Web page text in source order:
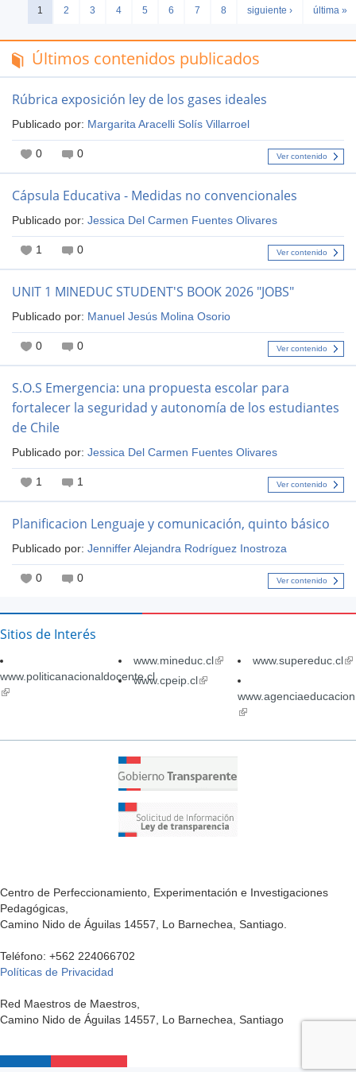
1 2 3 4 5 6 7 8 siguiente › última »
Últimos contenidos publicados
Rúbrica exposición ley de los gases ideales
Publicado por: Margarita Aracelli Solís Villarroel
0 0 Ver contenido
Cápsula Educativa - Medidas no convencionales
Publicado por: Jessica Del Carmen Fuentes Olivares
1 0 Ver contenido
UNIT 1 MINEDUC STUDENT'S BOOK 2026 "JOBS"
Publicado por: Manuel Jesús Molina Osorio
0 0 Ver contenido
S.O.S Emergencia: una propuesta escolar para
fortalecer la seguridad y autonomía de los estudiantes
de Chile
Publicado por: Jessica Del Carmen Fuentes Olivares
1 1 Ver contenido
Planificacion Lenguaje y comunicación, quinto básico
Publicado por: Jenniffer Alejandra Rodríguez Inostroza
0 0 Ver contenido
Sitios de Interés
www.politicanacionaldocente.cl
(link
www.mineduc.cl(link
external)
www.supereduc.cl
www.cpeip.cl(link
external)(link
external)
Centro de Perfeccionamiento, Experimentación e Investigaciones
Pedagógicas,
Camino Nido de Águilas 14557, Lo Barnechea, Santiago.
Teléfono: +562 224066702
Políticas de Privacidad
Red Maestros de Maestros,
Camino Nido de Águilas 14557, Lo Barnechea, Santiago